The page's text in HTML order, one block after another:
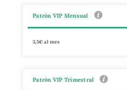
Patrón VIP Mensual
3,5€ al mes
Patrón VIP Trimestral